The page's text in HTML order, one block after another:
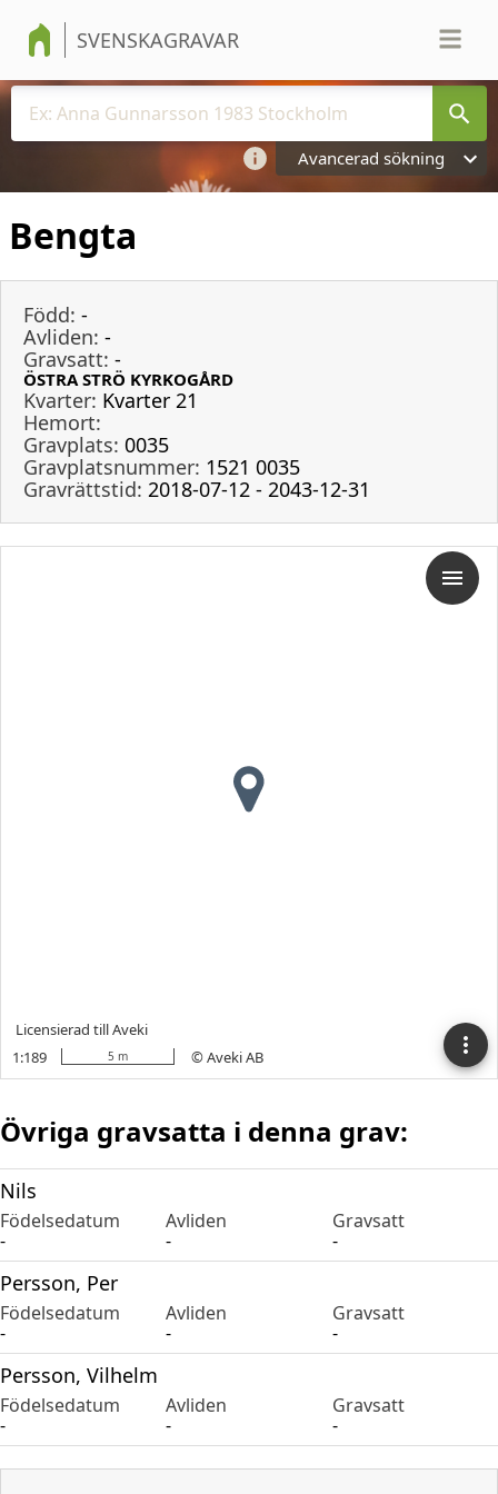
SVENSKAGRAVAR
Avancerad sökning
Bengta
Född: -
Avliden: -
Gravsatt: -
ÖSTRA STRÖ KYRKOGÅRD
Kvarter: Kvarter 21
Hemort:
Gravplats: 0035
Gravplatsnummer: 1521 0035
Gravrättstid: 2018-07-12 - 2043-12-31
Övriga gravsatta i denna grav:
Nils
Födelsedatum Avliden
Gravsatt
-
- -
Persson, Per
Födelsedatum Avliden
Gravsatt
-
- -
Persson, Vilhelm
Födelsedatum Avliden
Gravsatt
-
- -